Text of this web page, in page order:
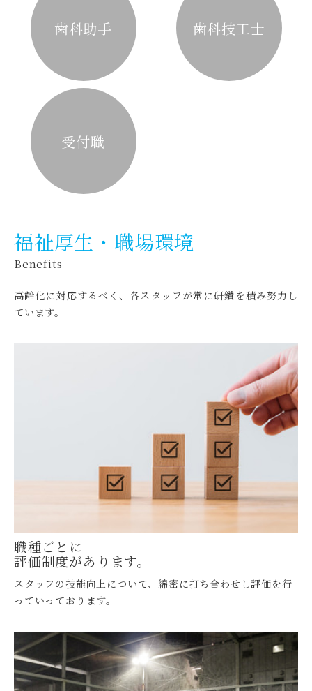
歯科助手 歯科技工士
受付職
福祉厚生・職場環境
Benefits
高齢化に対応するべく、各スタッフが常に研鑽を積み努力し
ています。
職種ごとに
評価制度があります。
スタッフの技能向上について、綿密に打ち合わせし評価を行
っていっております。